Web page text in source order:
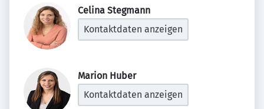
Celina Stegmann
Kontaktdaten anzeigen
Marion Huber
Kontaktdaten anzeigen